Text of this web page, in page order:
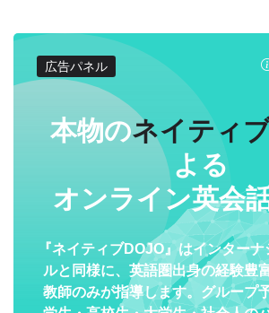
広告パネル
本物のネイティ
よる
オンライン英会
『ネイティブDOJO』はインター
ルと同様に、英語圏出身の経験豊
教師のみが指導します。グループ